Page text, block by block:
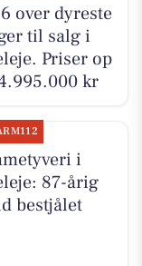
over dyreste
til salg i
Priser op
kr
i
87-årig
bestjålet